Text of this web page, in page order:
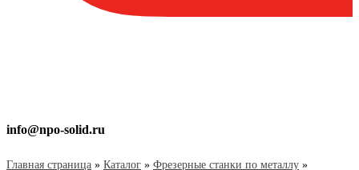
info@npo-solid.ru
Главная страница » Каталог » Фрезерные станки по металлу »